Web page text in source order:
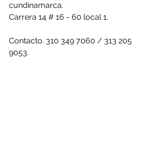
cundinamarca.
Carrera 14 # 16 - 60 local 1.
Contacto. 310 349 7060 / 313 205
9053.